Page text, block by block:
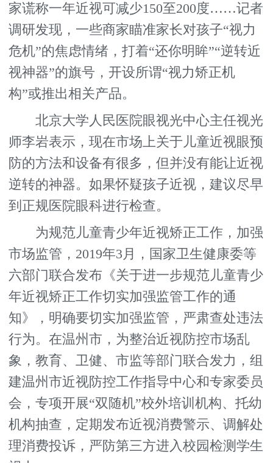
家谎称一年近视可减少150至200度……记者
调研发现，一些商家瞄准家长对孩子“视力
危机”的焦虑情绪，打着“还你明眸”“逆转近
视神器”的旗号，开设所谓“视力矫正机
构”或推出相关产品。
北京大学人民医院眼视光中心主任视光
师李岩表示，现在市场上关于儿童近视眼预
防的方法和设备有很多，但并没有能让近视
逆转的神器。如果怀疑孩子近视，建议尽早
到正规医院眼科进行检查。
为规范儿童青少年近视矫正工作，加强
市场监管，2019年3月，国家卫生健康委等
六部门联合发布《关于进一步规范儿童青少
年近视矫正工作切实加强监管工作的通
知》，明确要切实加强监管，严肃查处违法
行为。在温州市，为整治近视防控市场乱
象，教育、卫健、市监等部门联合发力，组
建温州市近视防控工作指导中心和专家委员
会，专项开展“双随机”校外培训机构、托幼
机构抽查，定期发布近视消费警示、调解处
理消费投诉，严防第三方进入校园检测学生